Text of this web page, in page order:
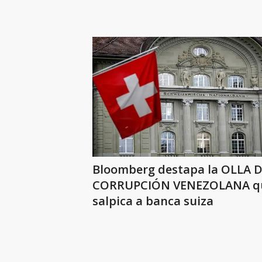
Bloomberg destapa la OLLA
CORRUPCIÓN VENEZOLANA que
salpica a banca suiza